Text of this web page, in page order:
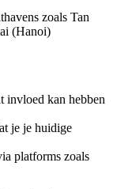
zoals Tan
(Hanoi)
invloed kan hebben
je je huidige
platforms zoals